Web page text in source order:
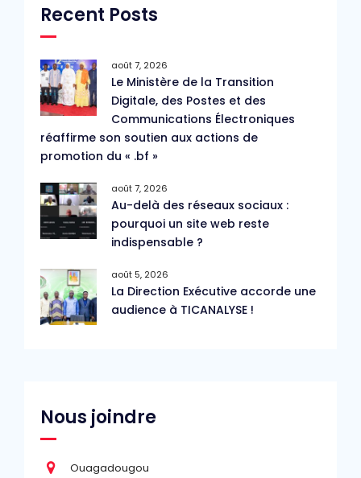
Recent Posts
août 7, 2026
Le Ministère de la Transition
Digitale, des Postes et des
Communications Électroniques
réaffirme son soutien aux actions de
promotion du « .bf »
août 7, 2026
Au-delà des réseaux sociaux :
pourquoi un site web reste
indispensable ?
août 5, 2026
La Direction Exécutive accorde une
audience à TICANALYSE !
Nous joindre
Ouagadougou